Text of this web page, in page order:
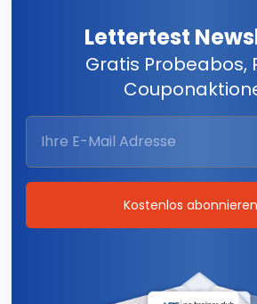
Lettertest
Gratis Probeabos,
Kostenlos abonnieren